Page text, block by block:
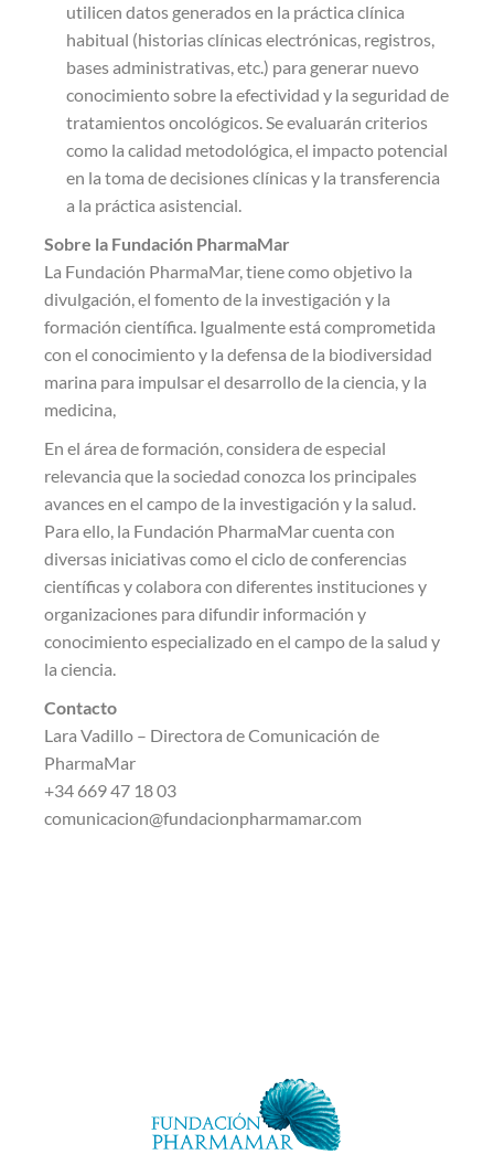
utilicen datos generados en la práctica clínica
habitual (historias clínicas electrónicas, registros,
bases administrativas, etc.) para generar nuevo
conocimiento sobre la efectividad y la seguridad de
tratamientos oncológicos. Se evaluarán criterios
como la calidad metodológica, el impacto potencial
en la toma de decisiones clínicas y la transferencia
a la práctica asistencial.
Sobre la Fundación PharmaMar
La Fundación PharmaMar, tiene como objetivo la
divulgación, el fomento de la investigación y la
formación científica. Igualmente está comprometida
con el conocimiento y la defensa de la biodiversidad
marina para impulsar el desarrollo de la ciencia, y la
medicina,
En el área de formación, considera de especial
relevancia que la sociedad conozca los principales
avances en el campo de la investigación y la salud.
Para ello, la Fundación PharmaMar cuenta con
diversas iniciativas como el ciclo de conferencias
científicas y colabora con diferentes instituciones y
organizaciones para difundir información y
conocimiento especializado en el campo de la salud y
la ciencia.
Contacto
Lara Vadillo – Directora de Comunicación de
PharmaMar
+34 669 47 18 03
comunicacion@fundacionpharmamar.com